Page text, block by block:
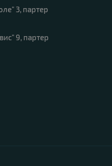
3, партер
9, партер